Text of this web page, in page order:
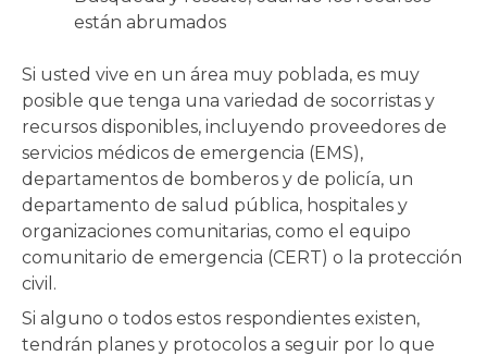
están abrumados
Si usted vive en un área muy poblada, es muy
posible que tenga una variedad de socorristas y
recursos disponibles, incluyendo proveedores de
servicios médicos de emergencia (EMS),
departamentos de bomberos y de policía, un
departamento de salud pública, hospitales y
organizaciones comunitarias, como el equipo
comunitario de emergencia (CERT) o la protección
civil.
Si alguno o todos estos respondientes existen,
tendrán planes y protocolos a seguir por lo que